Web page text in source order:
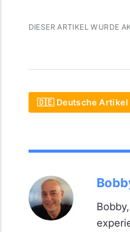
DIESER ARTIKEL WURDE
🇩🇪 Deutsche Artikel